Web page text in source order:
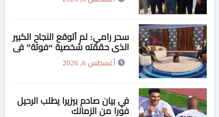
سحر رامي: لم أتوقع النجاح الكبير
الذي حققته شخصية “فوتة” في
مسلسل “اتنين غيرنا”، وحزنت
لعدم وجود تتر للمسلسل
أغسطس 6, 2026
في بيان صادم بيزيرا يطلب الرحيل
فورا من الزمالك